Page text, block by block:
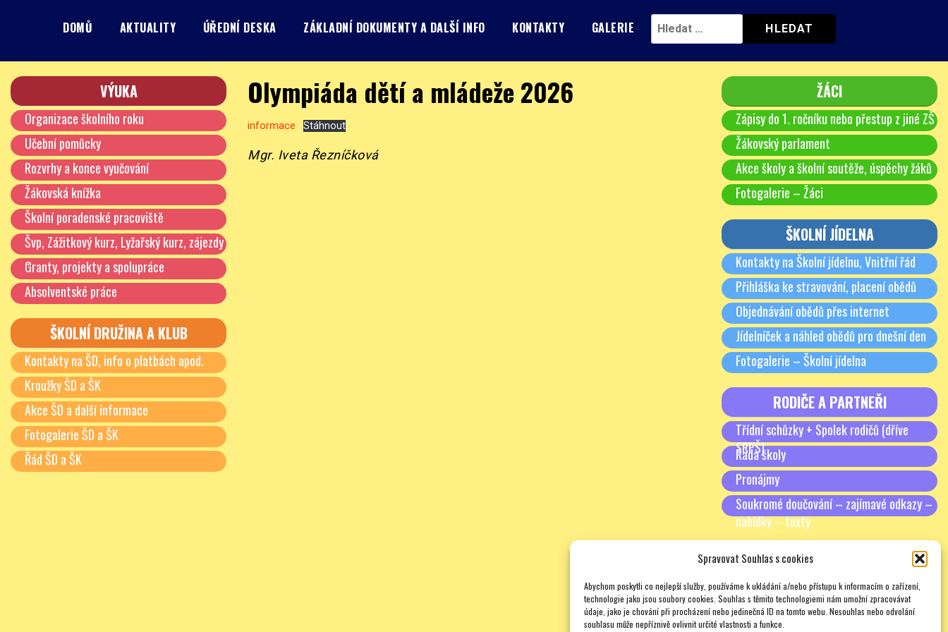
Spravovat Souhlas s cookies
Abychom poskytli co nejlepší služby, používáme k ukládání a/nebo přístupu k informacím o zařízení,
technologie jako jsou soubory cookies. Souhlas s těmito technologiemi nám umožní zpracovávat
údaje, jako je chování při procházení nebo jedinečná ID na tomto webu. Nesouhlas nebo odvolání
souhlasu může nepříznivě ovlivnit určité vlastnosti a funkce.
DOMŮ AKTUALITY ÚŘEDNÍ DESKA ZÁKLADNÍ DOKUMENTY A DALŠÍ INFO KONTAKTY GALERIE
ZŠ Burešova
Základní škola, Praha 8, Burešova 14 Olympiáda dětí a mládeže 2026
informace Stáhnout
Mgr. Iveta Řezníčková
VÝUKA
Organizace školního roku
Učební pomůcky
Rozvrhy a konce vyučování
Žákovská knížka
Školní poradenské pracoviště
Švp, Zážitkový kurz, Lyžařský kurz, zájezdy
…
Granty, projekty a spolupráce
Absolventské práce
ŠKOLNÍ DRUŽINA A KLUB
Kontakty na ŠD, info o platbách apod.
Kroužky ŠD a ŠK
Akce ŠD a další informace
Fotogalerie ŠD a ŠK
Řád ŠD a ŠK
ŽÁCI
Zápisy do 1. ročníku nebo přestup z jiné ZŠ
Žákovský parlament
Akce školy a školní soutěže, úspěchy žáků
Fotogalerie – Žáci
ŠKOLNÍ JÍDELNA
Kontakty na Školní jídelnu, Vnitřní řád
Přihláška ke stravování, placení obědů
Objednávání obědů přes internet
Jídelníček a náhled obědů pro dnešní den
Fotogalerie – Školní jídelna
RODIČE A PARTNEŘI
Třídní schůzky + Spolek rodičů (dříve
SRPŠ)
Rada školy
Pronájmy
Soukromé doučování – zajímavé odkazy –
nabídky – texty